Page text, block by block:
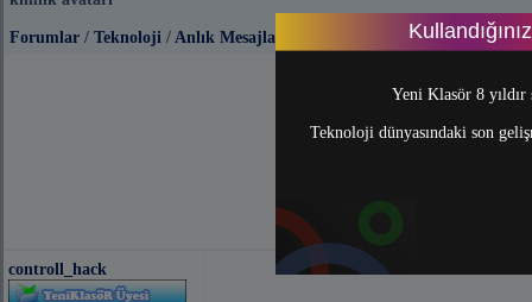
Yeni Klasör 8
Teknoloji dünyasındaki son
Forumlar / Teknoloji / Anlık Mesajlaşma (Messenger)
controll_hack